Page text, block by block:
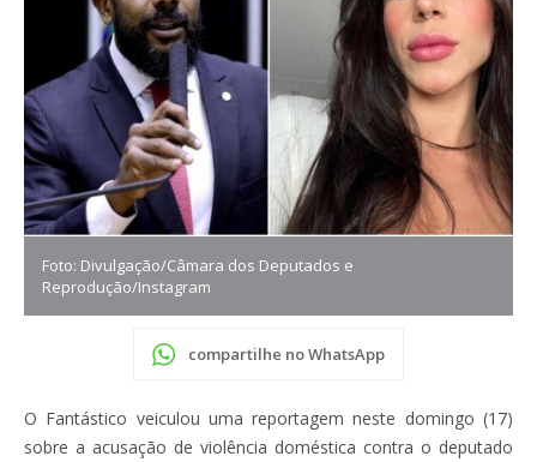
Foto: Divulgação/Câmara dos Deputados e
Reprodução/Instagram
compartilhe no WhatsApp
O Fantástico veiculou uma reportagem neste domingo (17)
sobre a acusação de violência doméstica contra o deputado